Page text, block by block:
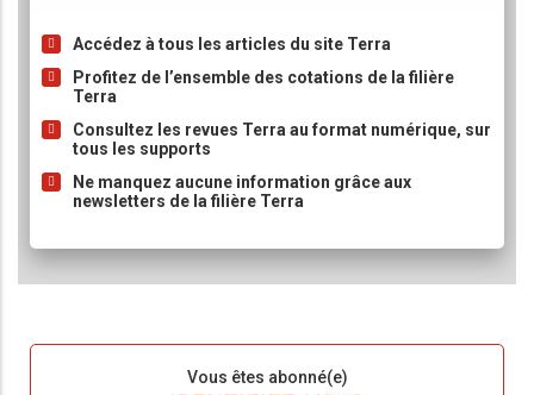
Liste
à
puce
Accédez à tous les articles du site Terra
Profitez de l’ensemble des cotations de la filière
Terra
Consultez les revues Terra au format numérique, sur
tous les supports
Ne manquez aucune information grâce aux
newsletters de la filière Terra
Vous êtes abonné(e)